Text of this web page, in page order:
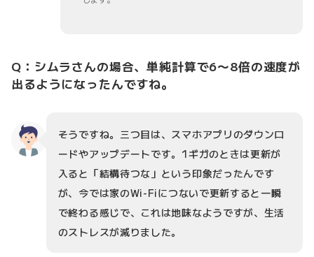
Q：シムラさんの場合、単純計算で6〜8倍の速度が
出るようになったんですね。
そうですね。三つ目は、スマホアプリのダウンロ
ードやアップデートです。1ギガのときは更新が
入ると「結構待つな」という印象だったんです
が、今では家のWi-Fiにつないで更新すると一瞬
で終わる感じで、これは地味なようですが、生活
のストレスが減りました。